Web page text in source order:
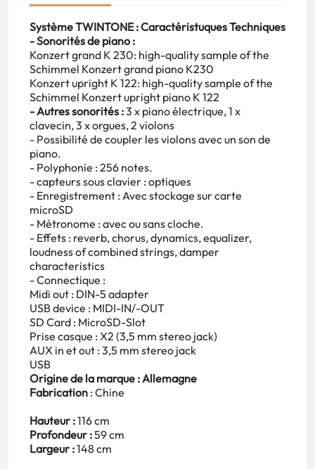
Système TWINTONE : Caractéristuques Techniques
- Sonorités de piano :
Konzert grand K 230: high-quality sample of the
Schimmel Konzert grand piano K230
Konzert upright K 122: high-quality sample of the
Schimmel Konzert upright piano K 122
- Autres sonorités :3 x piano électrique, 1 x
clavecin, 3 x orgues, 2 violons
- Possibilité de coupler les violons avec un son de
piano.
- Polyphonie : 256 notes.
- capteurs sous clavier : optiques
- Enregistrement : Avec stockage sur carte
microSD
- Métronome : avec ou sans cloche.
- Effets : reverb, chorus, dynamics, equalizer,
loudness of combined strings, damper
characteristics
- Connectique :
Midi out : DIN-5 adapter
USB device : MIDI-IN/-OUT
SD Card : MicroSD-Slot
Prise casque : X2 (3,5 mm stereo jack)
AUX in et out : 3,5 mm stereo jack
USB
Origine de la marque : Allemagne
Fabrication : Chine
Hauteur :116 cm
Profondeur :59 cm
Largeur :148 cm